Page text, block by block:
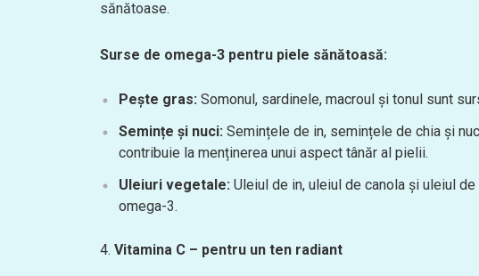
sănătoase.
Surse de omega-3 pentru piele sănătoasă:
Pește gras: Somonul, sardinele, macroul și tonul sunt
Semințe și nuci: Semințele de in, semințele de chia și
contribuie la menținerea unui aspect tânăr al pielii.
Uleiuri vegetale: Uleiul de in, uleiul de canola și uleiul
omega-3.
Vitamina C – pentru un ten radiant